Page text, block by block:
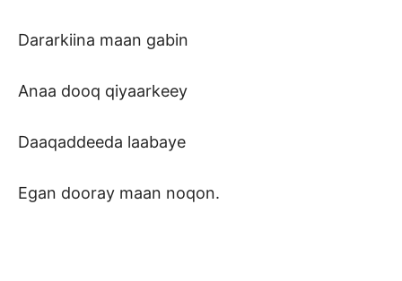
Dararkiina maan gabin
Anaa dooq qiyaarkeey
Daaqaddeeda laabaye
Egan dooray maan noqon.